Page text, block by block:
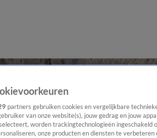
partners gebruiken cookies en vergelijkbare
van onze website(s), jouw gedrag en jouw
worden trackingtechnologieën ingeschakeld
onze producten en diensten te